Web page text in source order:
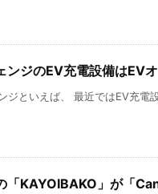
ンジのEV充電設備はEV
ジといえば、 最近ではEV充電
「KAYOIBAKO」が「